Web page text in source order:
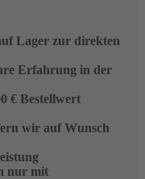
Lager zur direkten
Erfahrung in der
€ Bestellwert
wir auf Wunsch
nur mit